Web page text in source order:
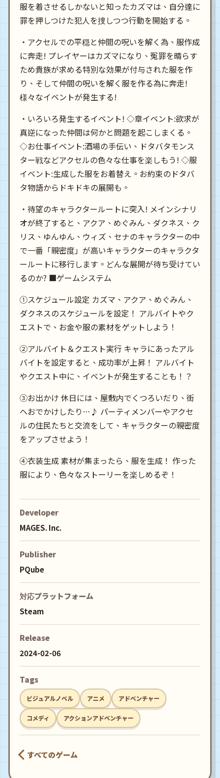
服を着させるしかないと知ったカズマは、自分達に
罪を押しつけた犯人を捜しつつ行動を開始する。
・アクセルでの平穏と仲間の呪いを解く為、服作成
に奔走! プレイヤーはカズマになり、冤罪を晴らす
ため貴族が求める特別な効果が付与された服を作
り、そして仲間の呪いを解く服を作る為に奔走!
様々なイベントが発生する!
・いろいろ発生するイベント! ◇章イベント:欲求が
真逆になった仲間は何かと問題を起こしまくる。
◇お仕事イベント:酒場の手伝い、ドタバタモンス
ター戦などアクセルの色々な仕事を楽しもう! ◇服
イベント:生成した服をお着替え。お約束のドタバ
タ物語からドキドキの展開も。
・待望のキャラクタールートに突入! メインシナリ
オが終了すると、アクア、めぐみん、ダクネス、ク
リス、ゆんゆん、ウィズ、セナのキャラクターの中
で一番「親密度」が高いキャラクターのキャラクタ
ールートに移行します。どんな展開が待ち受けてい
るのか? ■ゲームシステム
①スケジュール設定 カズマ、アクア、めぐみん、
ダクネスのスケジュールを設定！ アルバイトやク
エストで、お金や服の素材をゲットしよう！
②アルバイト＆クエスト実行 キャラにあったアル
バイトを設定すると、成功率が上昇！ アルバイト
やクエスト中に、イベントが発生することも！？
③お出かけ 休日には、屋敷内でくつろいだり、街
へおでかけしたり…♪ パーティメンバーやアクセ
ルの住民たちと交流をして、キャラクターの親密度
をアップさせよう！
④衣装生成 素材が集まったら、服を生成！ 作った
服により、色々なストーリーを楽しめるぞ！
Developer
MAGES. Inc.
Publisher
PQube
対応プラットフォーム
Steam
Release
2024-02-06
Tags
ビジュアルノベル アニメ アドベンチャー
コメディ アクションアドベンチャー
すべてのゲーム